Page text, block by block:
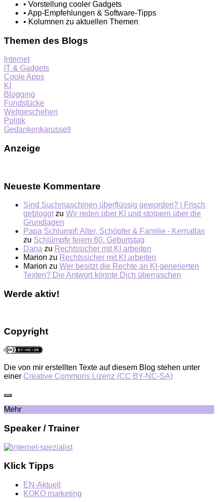
• Vorstellung cooler Gadgets
• App-Empfehlungen & Software-Tipps
• Kolumnen zu aktuellen Themen
Themen des Blogs
Internet
IT & Gadgets
Coole Apps
KI
Blogging
Fundstücke
Weltgeschehen
Politik
Gedankenkarussell
Anzeige
Neueste Kommentare
Sind Suchmaschinen überflüssig geworden? | Frisch
gebloggt zu Wir reden über KI und stolpern über die
Grundlagen
Papa Schlumpf: Alter, Schöpfer & Familie - Kernatlas
zu Schlümpfe feiern 60. Geburtstag
Dana zu Rechtssicher mit KI arbeiten
Marion zu Rechtssicher mit KI arbeiten
Marion zu Wer besitzt die Rechte an KI-generierten
Texten? Die Antwort könnte Dich überraschen
Werde aktiv!
Copyright
Die von mir erstellten Texte auf diesem Blog stehen unter
einer Creative Commons Lizenz (CC BY-NC-SA)
Mehr
Speaker / Trainer
Klick Tipps
EN-Aktuell
KOKO marketing